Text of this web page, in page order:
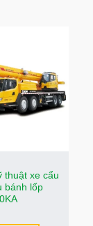
thuật xe cẩu
bánh lốp